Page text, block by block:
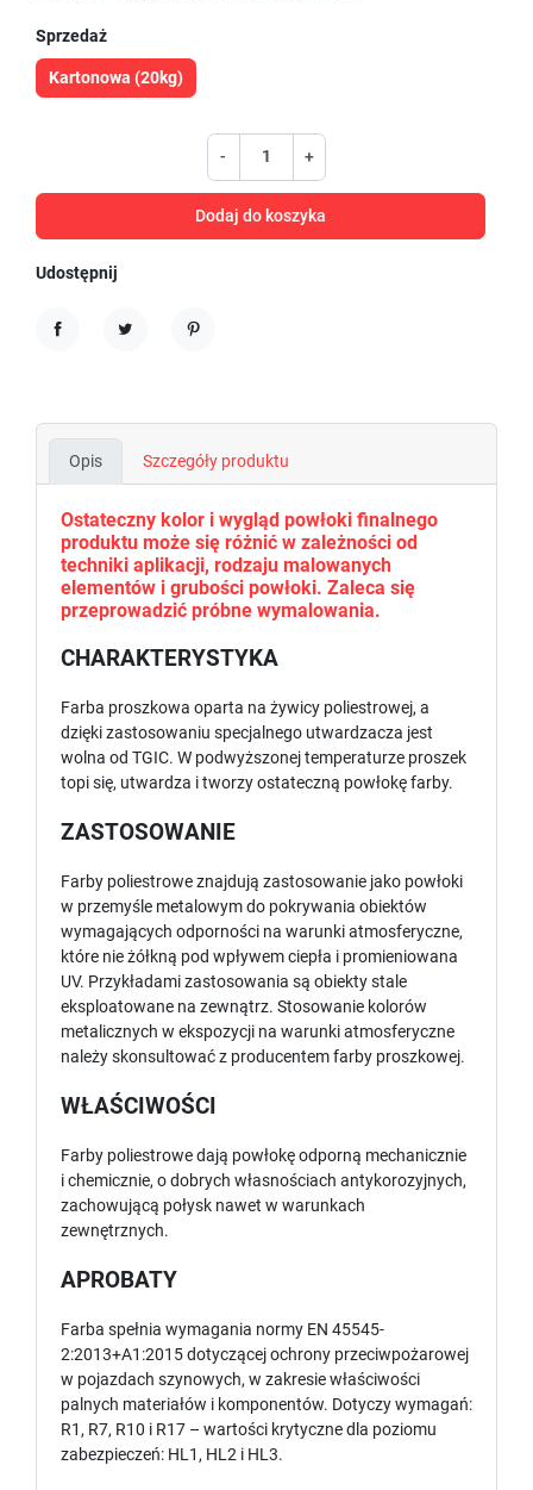
Sprzedaż
Kartonowa (20kg)
- +
Dodaj do koszyka
Udostępnij
Opis Szczegóły produktu
Ostateczny kolor i wygląd powłoki finalnego
produktu może się różnić w zależności od
techniki aplikacji, rodzaju malowanych
elementów i grubości powłoki. Zaleca się
przeprowadzić próbne wymalowania.
CHARAKTERYSTYKA
Farba proszkowa oparta na żywicy poliestrowej, a
dzięki zastosowaniu specjalnego utwardzacza jest
wolna od TGIC. W podwyższonej temperaturze proszek
topi się, utwardza i tworzy ostateczną powłokę farby.
ZASTOSOWANIE
Farby poliestrowe znajdują zastosowanie jako powłoki
w przemyśle metalowym do pokrywania obiektów
wymagających odporności na warunki atmosferyczne,
które nie żółkną pod wpływem ciepła i promieniowana
UV. Przykładami zastosowania są obiekty stale
eksploatowane na zewnątrz. Stosowanie kolorów
metalicznych w ekspozycji na warunki atmosferyczne
należy skonsultować z producentem farby proszkowej.
WŁAŚCIWOŚCI
Farby poliestrowe dają powłokę odporną mechanicznie
i chemicznie, o dobrych własnościach antykorozyjnych,
zachowującą połysk nawet w warunkach
zewnętrznych.
APROBATY
Farba spełnia wymagania normy EN 45545-
2:2013+A1:2015 dotyczącej ochrony przeciwpożarowej
w pojazdach szynowych, w zakresie właściwości
palnych materiałów i komponentów. Dotyczy wymagań:
R1, R7, R10 i R17 – wartości krytyczne dla poziomu
zabezpieczeń: HL1, HL2 i HL3.